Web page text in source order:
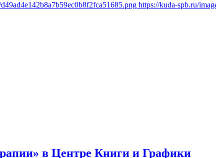
https://kuda-spb.ru/
в Центре Книги и Графики